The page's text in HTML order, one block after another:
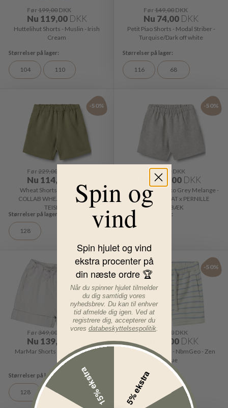
Før199,00DKK
Nu 119,00 DKK
Huttelihut Shorts - Muslin - Irish
Cream
104 110
Før149,00 DKK
Nu 74,00 DKK
Petit Piao Shorts - Modal Striber -
Turquise/Dark off white
116 68
-50%
Før229,00
Nu 114,00
Wheat Shorts Haxo Green -
COLLAB WHEAT x PERNILLE
TEISBÆK
128
-50%
Før229,00 DKK
114,00 DKK
Wheat Shorts Haxo Grey Melange -
COLLAB WHEAT x PERNILLE
TEISBÆK
128
-60%
Før349,00 DKK
Nu 139,00
MarMar Shorts Pato Pearl Grey
128
-50%
Før119,00 DKK
59,00 DKK
Lil Atelier Shorts - NbmGeo - Zen
Blue
56
Spin og
vind
Spin hjulet og vind
ekstra procenter på
din næste ordre 🏆
Når du spinner hjulet tilmelder
du dig samtidig vores
nyhedsbrev. Du kan til enhver
tid afmelde dig igen. Ved at
registrere dig, accepterer du
vores databeskyttelsespolitik.
5% ekstra
15% ekstra